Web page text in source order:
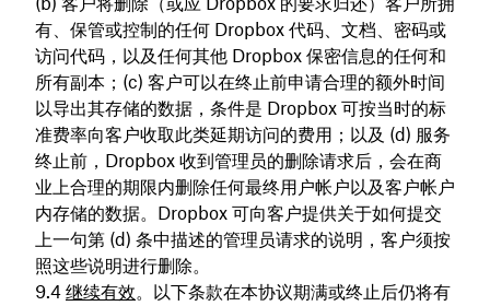
有、保管或控制的任何 Dropbox 代码、文档、密码或
访问代码，以及任何其他 Dropbox 保密信息的任何和
所有副本；(c) 客户可以在终止前申请合理的额外时间
以导出其存储的数据，条件是 Dropbox 可按当时的标
准费率向客户收取此类延期访问的费用；以及 (d) 服务
终止前，Dropbox 收到管理员的删除请求后，会在商
业上合理的期限内删除任何最终用户帐户以及客户帐户
内存储的数据。Dropbox 可向客户提供关于如何提交
上一句第 (d) 条中描述的管理员请求的说明，客户须按
照这些说明进行删除。
继续有效。以下条款在本协议期满或终止后仍将有